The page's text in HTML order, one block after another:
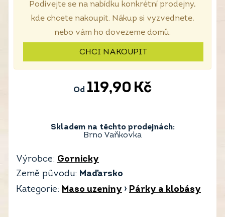
Podívejte se na nabídku konkrétní prodejny,
kde chcete nakoupit. Nákup si vyzvednete,
nebo vám ho dovezeme domů.
CHCI NAKOUPIT
Od 119,90 Kč
Skladem na těchto prodejnách:
Brno Vaňkovka
Výrobce: Gornicky
Země původu: Maďarsko
Kategorie: Maso uzeniny › Párky a klobásy